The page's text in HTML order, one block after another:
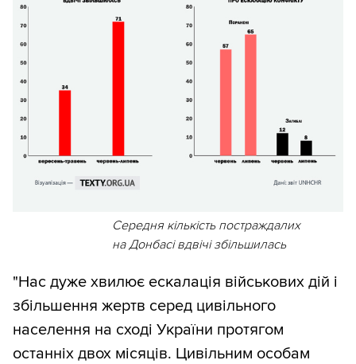
Середня кількість постраждалих
на Донбасі вдвічі збільшилась
"Нас дуже хвилює ескалація військових дій і
збільшення жертв серед цивільного
населення на сході України протягом
останніх двох місяців. Цивільним особам